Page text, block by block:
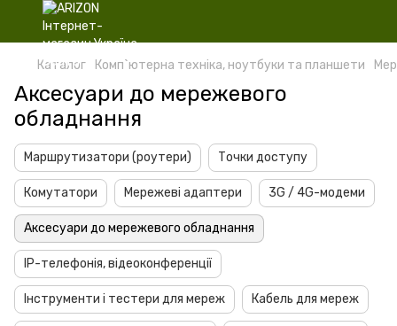
Каталог Комп`ютерна техніка, ноутбуки та планшети
Аксесуари до мережевого
обладнання
Маршрутизатори (роутери) Точки доступу
Комутатори Мережеві адаптери 3G / 4G-модеми
Аксесуари до мережевого обладнання
IP-телефонія, відеоконференції
Інструменти і тестери для мереж Кабель для мереж